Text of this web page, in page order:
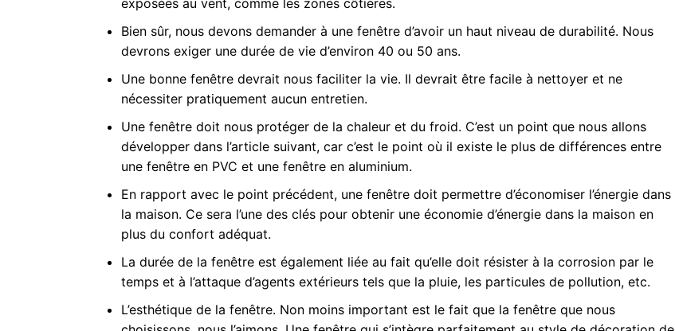
Bien sûr, nous devons demander à une fenêtre d’avoir un haut niveau de durabilité. Nous
devrons exiger une durée de vie d’environ 40 ou 50 ans.
Une bonne fenêtre devrait nous faciliter la vie. Il devrait être facile à nettoyer et ne
nécessiter pratiquement aucun entretien.
Une fenêtre doit nous protéger de la chaleur et du froid. C’est un point que nous allons
développer dans l’article suivant, car c’est le point où il existe le plus de différences entre
une fenêtre en PVC et une fenêtre en aluminium.
En rapport avec le point précédent, une fenêtre doit permettre d’économiser l’énergie dans
la maison. Ce sera l’une des clés pour obtenir une économie d’énergie dans la maison en
plus du confort adéquat.
La durée de la fenêtre est également liée au fait qu’elle doit résister à la corrosion par le
temps et à l’attaque d’agents extérieurs tels que la pluie, les particules de pollution, etc.
L’esthétique de la fenêtre. Non moins important est le fait que la fenêtre que nous